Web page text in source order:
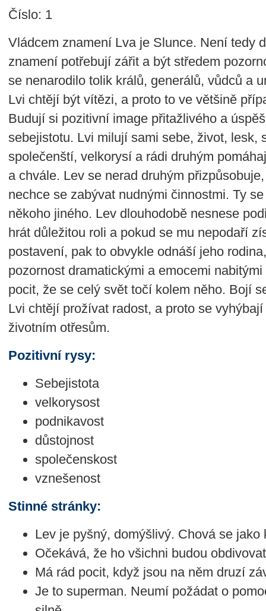
Číslo: 1
Vládcem znamení Lva je Slunce. Není tedy
znamení potřebují zářit a být středem
se nenarodilo tolik králů, generálů, vůdců a
Lvi chtějí být vítězi, a proto to ve většině
Budují si pozitivní image přitažlivého a
sebejistotu. Lvi milují sami sebe, život, lesk,
společenští, velkorysí a rádi druhým
a chvále. Lev se nerad druhým
nechce se zabývat nudnými činnostmi. Ty
někoho jiného. Lev dlouhodobě nesnese
hrát důležitou roli a pokud se mu nepodaří
postavení, pak to obvykle odnáší jeho
pozornost dramatickými a emocemi
pocit, že se celý svět točí kolem něho. Bojí
Lvi chtějí prožívat radost, a proto se
životním otřesům.
Pozitivní rysy:
Sebejistota
velkorysost
podnikavost
důstojnost
společenskost
vznešenost
Stinné stránky:
Lev je pyšný, domýšlivý. Chová se jako
Očekává, že ho všichni budou
Má rád pocit, když jsou na něm druzí
Je to superman. Neumí požádat o